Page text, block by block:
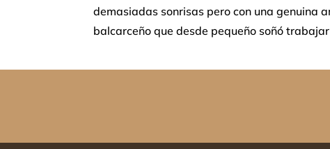
demasiadas sonrisas pero con una genuina
balcarceño que desde pequeño soñó